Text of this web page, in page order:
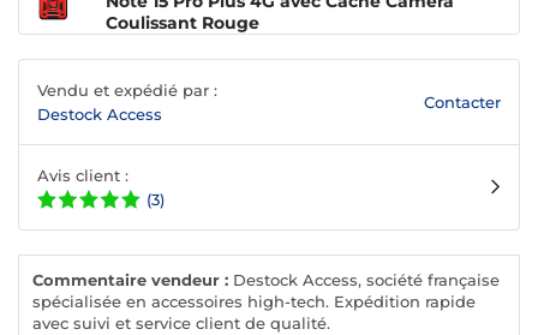
Coulissant Rouge
Vendu et expédié par :
Destock Access
Contacter
Avis client :
(3)
Commentaire vendeur : Destock Access, société française
spécialisée en accessoires high-tech. Expédition rapide
avec suivi et service client de qualité.